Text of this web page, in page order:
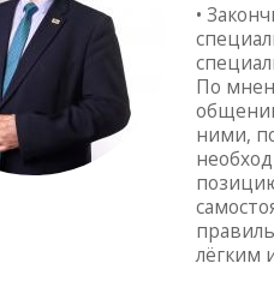
•
По
ними,
лёгким